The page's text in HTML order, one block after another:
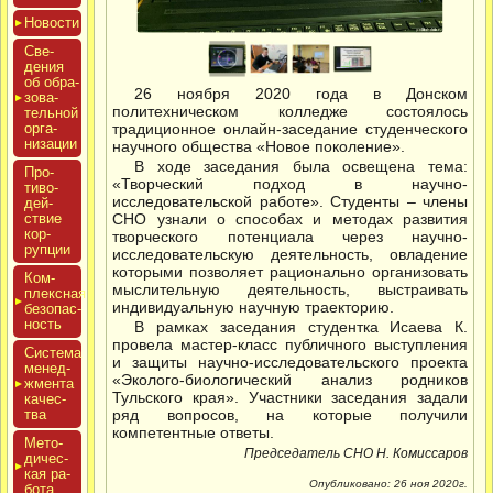
Новос­ти
Све­
дения
об об­ра­
зова­
тель­ной
ор­га­
низа­ции
Про­
тиво­
дей­
ствие
кор­
рупции
Ком­
плексная
бе­зопас­
ность
Сис­те­ма
ме­нед­
жмен­та
ка­чес­
тва
Мето­
дичес­
кая ра­
бота
26 ноября 2020 года в Донском
политехническом колледже состоялось
традиционное онлайн-заседание студенческого
научного общества «Новое поколение».
В ходе заседания была освещена тема:
«Творческий подход в научно-
исследовательской работе». Студенты – члены
СНО узнали о способах и методах развития
творческого потенциала через научно-
исследовательскую деятельность, овладение
которыми позволяет рационально организовать
мыслительную деятельность, выстраивать
индивидуальную научную траекторию.
В рамках заседания студентка Исаева К.
провела мастер-класс публичного выступления
и защиты научно-исследовательского проекта
«Эколого-биологический анализ родников
Тульского края». Участники заседания задали
ряд вопросов, на которые получили
компетентные ответы.
Председатель СНО Н. Комиссаров
Опубликовано: 26 ноя 2020г.